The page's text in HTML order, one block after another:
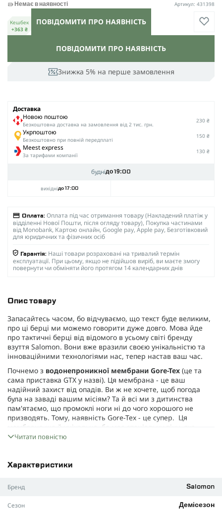
Знижка 5% на перше замовлення
ПОВІДОМИТИ ПРО НАЯВНІСТЬ
Немає в наявності Артикул: 431398
Кешбек
+363 ₴
ПОВІДОМИТИ ПРО НАЯВНІСТЬ
Доставка
Новою поштою
Безкоштовна доставка на замовлення від 2 тис. грн.
230 ₴
Укрпоштою
Безкоштовно при повній передплаті
150 ₴
Meest express
За тарифами компанії
130 ₴
буднідо 19:00
вихіднідо 17:00
Оплата: Оплата під час отримання товару (Накладений платіж у
відділенні Нової Пошти, після огляду товару), Покупка частинами
від Monobank, Картою онлайн, Google pay, Apple pay, Безготівковий
для юридичних та фізичних осіб
Гарантія: Наші товари розраховані на тривалий термін
експлуатації. При цьому, якщо не підійшов виріб, ви маєте змогу
повернути чи обміняти його протягом 14 календарних днів
Опис товару
Запасайтесь часом, бо відчуваємо, що текст буде великим,
про ці берці ми можемо говорити дуже довго. Мова йде
про тактичні берці від відомого в усьому світі бренду
взуття Salomon. Вони вже вразили своєю унікальністю та
інноваційними технологіями нас, тепер настав ваш час.
Почнемо з водонепроникної мембрани Gore-Tex (це та
сама приставка GTX у назві). Ця мембрана - це ваш
надійний захист від опадів. Ви ж не хочете, щоб погода
була на заваді вашим місіям? Та й всі ми з дитинства
пам'ятаємо, що промоклі ноги ні до чого хорошого не
призводять. Тому, наявність Gore-Tex - це супер. Ця
мембрана ще й унікальна, бо має спеціальну піну, яка
"закрита" між зовнішнім та внутрішнім шарами, тому вона
зберігає сухість стопи.
стисло. Тут у виробника власна фірмова конструкція, яка
Це, щоб ви могли подовгу їх не знімати та відчувати себе
Читати повністю
Характеристики
Бренд Salomon
Сезон Демісезон